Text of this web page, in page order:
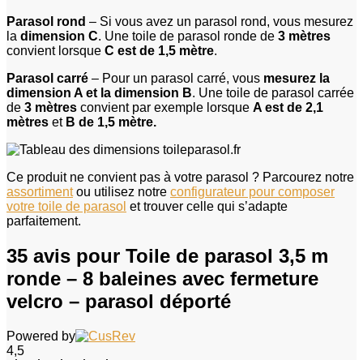
Parasol rond – Si vous avez un parasol rond, vous mesurez
la dimension C. Une toile de parasol ronde de 3 mètres
convient lorsque C est de 1,5 mètre.
Parasol carré – Pour un parasol carré, vous mesurez la
dimension A et la dimension B. Une toile de parasol carrée
de 3 mètres convient par exemple lorsque A est de 2,1
mètres etB de 1,5 mètre.
Ce produit ne convient pas à votre parasol ? Parcourez notre
assortimentou utilisez notre configurateur pour composer
votre toile de parasol et trouver celle qui s’adapte
parfaitement.
35 avis pour Toile de parasol 3,5 m
ronde – 8 baleines avec fermeture
velcro – parasol déporté
Powered by
4,5